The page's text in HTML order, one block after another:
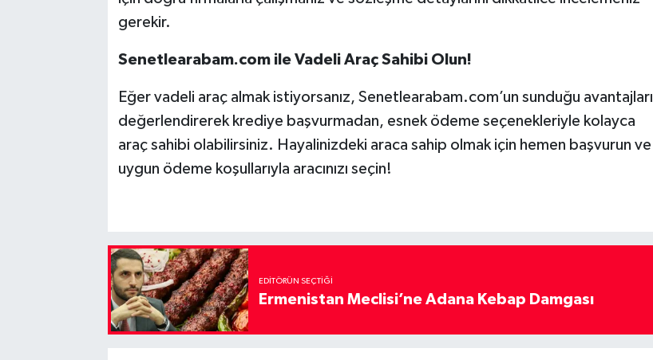
gerekir.
Senetlearabam.com ile Vadeli Araç Sahibi Olun!
Eğer vadeli araç almak istiyorsanız, Senetlearabam.com’un sunduğu avantajları
değerlendirerek krediye başvurmadan, esnek ödeme seçenekleriyle kolayca
araç sahibi olabilirsiniz. Hayalinizdeki araca sahip olmak için hemen başvurun ve
uygun ödeme koşullarıyla aracınızı seçin!
EDITÖRÜN SEÇTIĞI
Ermenistan Meclisi’ne Adana Kebap Damgası